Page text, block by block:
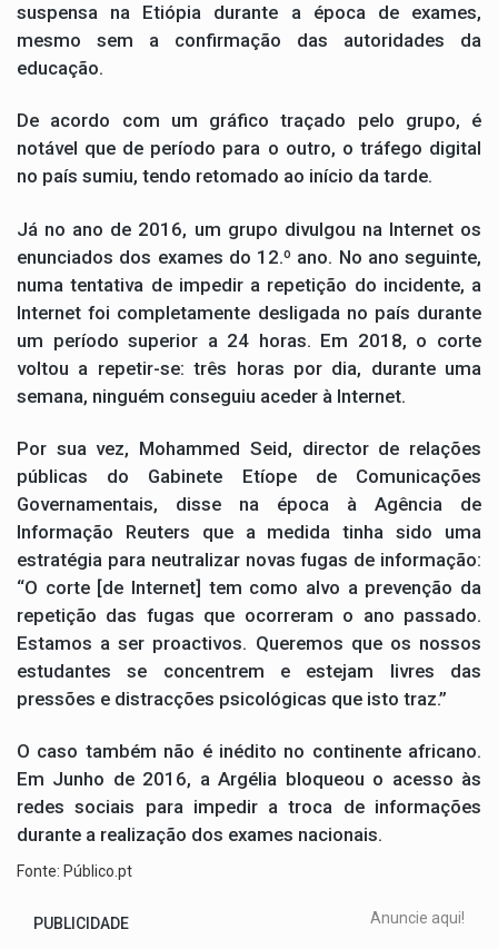
suspensa na Etiópia durante a época de exames,
mesmo sem a confirmação das autoridades da
educação.
De acordo com um gráfico traçado pelo grupo, é
notável que de período para o outro, o tráfego digital
no país sumiu, tendo retomado ao início da tarde.
Já no ano de 2016, um grupo divulgou na Internet os
enunciados dos exames do 12.º ano. No ano seguinte,
numa tentativa de impedir a repetição do incidente, a
Internet foi completamente desligada no país durante
um período superior a 24 horas. Em 2018, o corte
voltou a repetir-se: três horas por dia, durante uma
semana, ninguém conseguiu aceder à Internet.
Por sua vez, Mohammed Seid, director de relações
públicas do Gabinete Etíope de Comunicações
Governamentais, disse na época à Agência de
Informação Reuters que a medida tinha sido uma
estratégia para neutralizar novas fugas de informação:
“O corte [de Internet] tem como alvo a prevenção da
repetição das fugas que ocorreram o ano passado.
Estamos a ser proactivos. Queremos que os nossos
estudantes se concentrem e estejam livres das
pressões e distracções psicológicas que isto traz.”
O caso também não é inédito no continente africano.
Em Junho de 2016, a Argélia bloqueou o acesso às
redes sociais para impedir a troca de informações
durante a realização dos exames nacionais.
Fonte: Público.pt
PUBLICIDADE Anuncie aqui!